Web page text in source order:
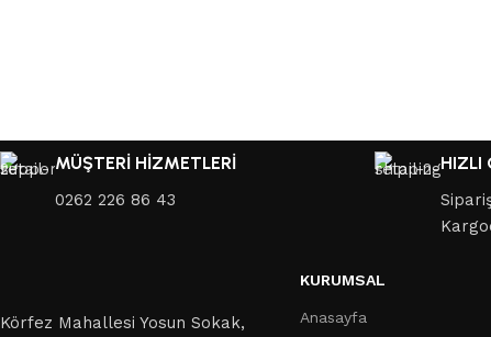
MÜŞTERİ HİZMETLERİ
0262 226 86 43
HIZLI
Körfez Mahallesi Yosun Sokak,
KURUMSAL
Anasayfa